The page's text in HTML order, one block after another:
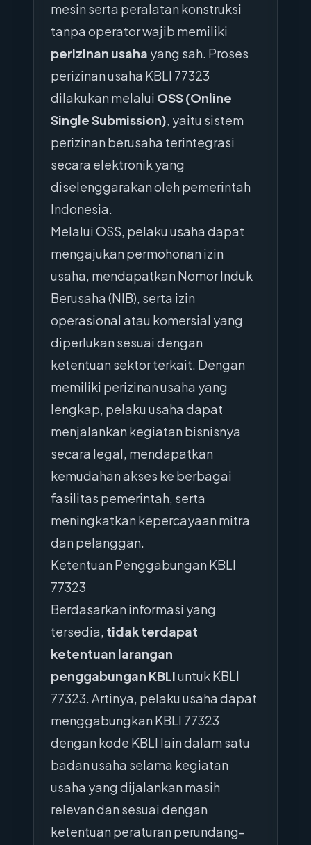
mesin serta peralatan konstruksi
tanpa operator wajib memiliki
perizinan usaha yang sah. Proses
perizinan usaha KBLI 77323
dilakukan melalui OSS (Online
Single Submission), yaitu sistem
perizinan berusaha terintegrasi
secara elektronik yang
diselenggarakan oleh pemerintah
Indonesia.
Melalui OSS, pelaku usaha dapat
mengajukan permohonan izin
usaha, mendapatkan Nomor Induk
Berusaha (NIB), serta izin
operasional atau komersial yang
diperlukan sesuai dengan
ketentuan sektor terkait. Dengan
memiliki perizinan usaha yang
lengkap, pelaku usaha dapat
menjalankan kegiatan bisnisnya
secara legal, mendapatkan
kemudahan akses ke berbagai
fasilitas pemerintah, serta
meningkatkan kepercayaan mitra
dan pelanggan.
Ketentuan Penggabungan KBLI
77323
Berdasarkan informasi yang
tersedia, tidak terdapat
ketentuan larangan
penggabungan KBLIuntuk KBLI
77323. Artinya, pelaku usaha dapat
menggabungkan KBLI 77323
dengan kode KBLI lain dalam satu
badan usaha selama kegiatan
usaha yang dijalankan masih
relevan dan sesuai dengan
ketentuan peraturan perundang-